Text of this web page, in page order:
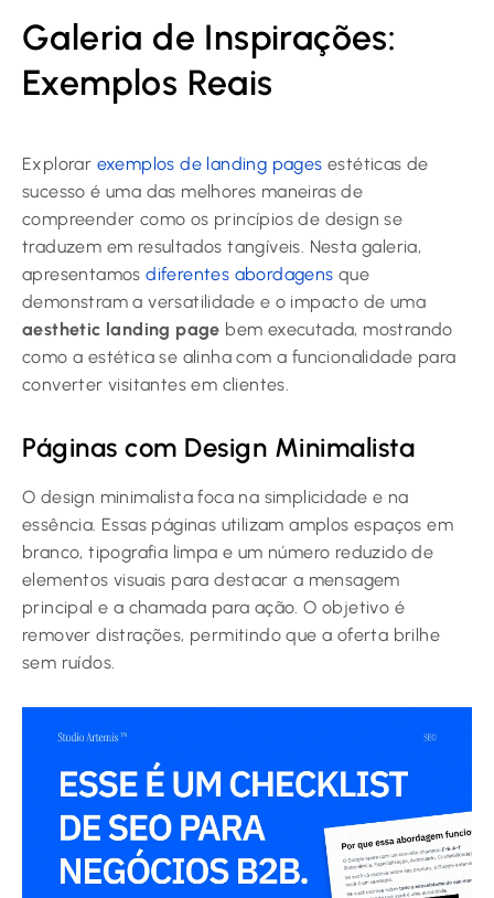
Galeria de Inspirações:
Exemplos Reais
Explorar exemplos de landing pages estéticas de
sucesso é uma das melhores maneiras de
compreender como os princípios de design se
traduzem em resultados tangíveis. Nesta galeria,
apresentamosdiferentes abordagens que
demonstram a versatilidade e o impacto de uma
aesthetic landing page bem executada, mostrando
como a estética se alinha com a funcionalidade para
converter visitantes em clientes.
Páginas com Design Minimalista
O design minimalista foca na simplicidade e na
essência. Essas páginas utilizam amplos espaços em
branco, tipografia limpa e um número reduzido de
elementos visuais para destacar a mensagem
principal e a chamada para ação. O objetivo é
remover distrações, permitindo que a oferta brilhe
sem ruídos.